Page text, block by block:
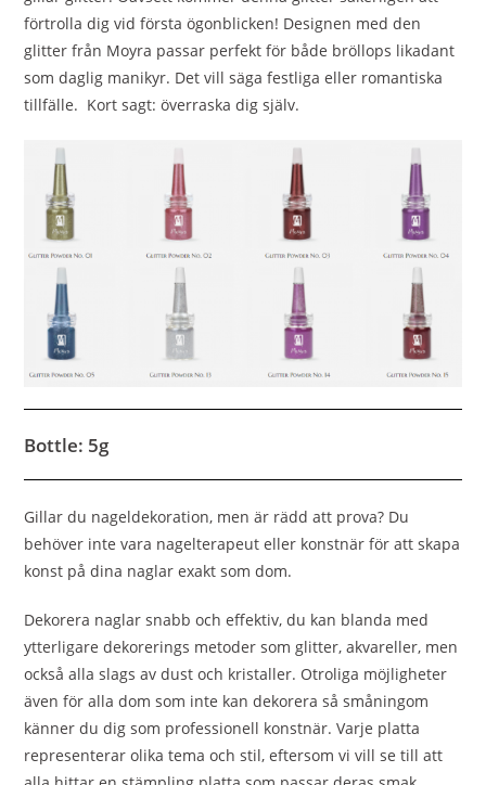
förtrolla dig vid första ögonblicken! Designen med den
glitter från Moyra passar perfekt för både bröllops likadant
som daglig manikyr. Det vill säga festliga eller romantiska
tillfälle. Kort sagt: överraska dig själv.
Bottle: 5g
Gillar du nageldekoration, men är rädd att prova? Du
behöver inte vara nagelterapeut eller konstnär för att skapa
konst på dina naglar exakt som dom.
Dekorera naglar snabb och effektiv, du kan blanda med
ytterligare dekorerings metoder som glitter, akvareller, men
också alla slags av dust och kristaller. Otroliga möjligheter
även för alla dom som inte kan dekorera så småningom
känner du dig som professionell konstnär. Varje platta
representerar olika tema och stil, eftersom vi vill se till att